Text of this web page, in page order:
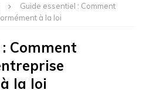
Guide essentiel : Comment
à la loi
Comment
la loi